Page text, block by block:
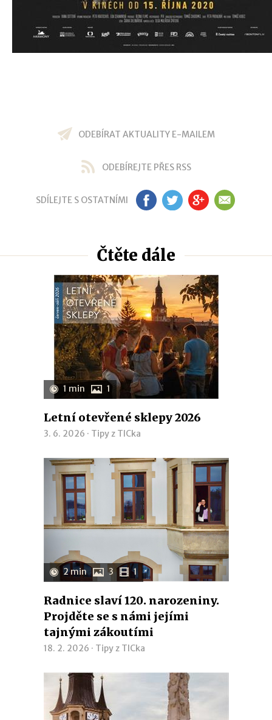
ODEBÍRAT AKTUALITY E-MAILEM
ODEBÍREJTE PŘES RSS
SDÍLEJTE S OSTATNÍMI FB TW GP EM
Čtěte dále
1 min 1
Letní otevřené sklepy 2026
3. 6. 2026 · Tipy z TICka
2 min 3 1
Radnice slaví 120. narozeniny.
Projděte se s námi jejími
tajnými zákoutími
18. 2. 2026 · Tipy z TICka